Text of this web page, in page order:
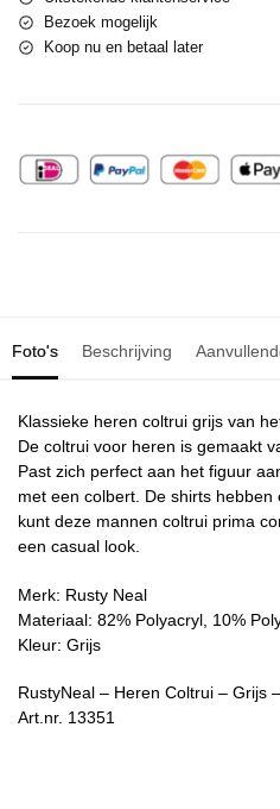
Bezoek mogelijk
Koop nu en betaal later
Foto's Beschrijving
Klassieke heren coltrui grijs van
De coltrui voor heren is gemaakt
Past zich perfect aan het figuur
met een colbert. De shirts
kunt deze mannen coltrui prima
een casual look.
Merk: Rusty Neal
Materiaal: 82% Polyacryl, 10%
Kleur: Grijs
RustyNeal – Heren Coltrui – Grijs
Art.nr. 13351